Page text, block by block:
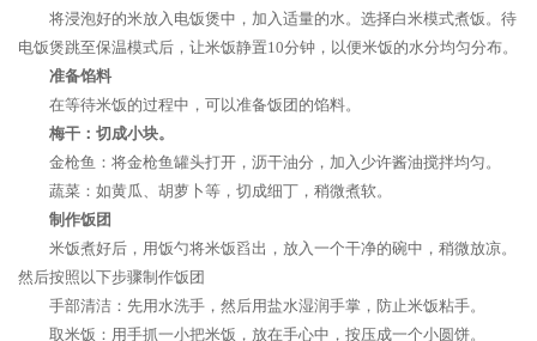
将浸泡好的米放入电饭煲中，加入适量的水。选择白米模式煮饭。待
电饭煲跳至保温模式后，让米饭静置10分钟，以便米饭的水分均匀分布。
准备馅料
在等待米饭的过程中，可以准备饭团的馅料。
梅干：切成小块。
金枪鱼：将金枪鱼罐头打开，沥干油分，加入少许酱油搅拌均匀。
蔬菜：如黄瓜、胡萝卜等，切成细丁，稍微煮软。
制作饭团
米饭煮好后，用饭勺将米饭舀出，放入一个干净的碗中，稍微放凉。
然后按照以下步骤制作饭团
手部清洁：先用水洗手，然后用盐水湿润手掌，防止米饭粘手。
取米饭：用手抓一小把米饭，放在手心中，按压成一个小圆饼。